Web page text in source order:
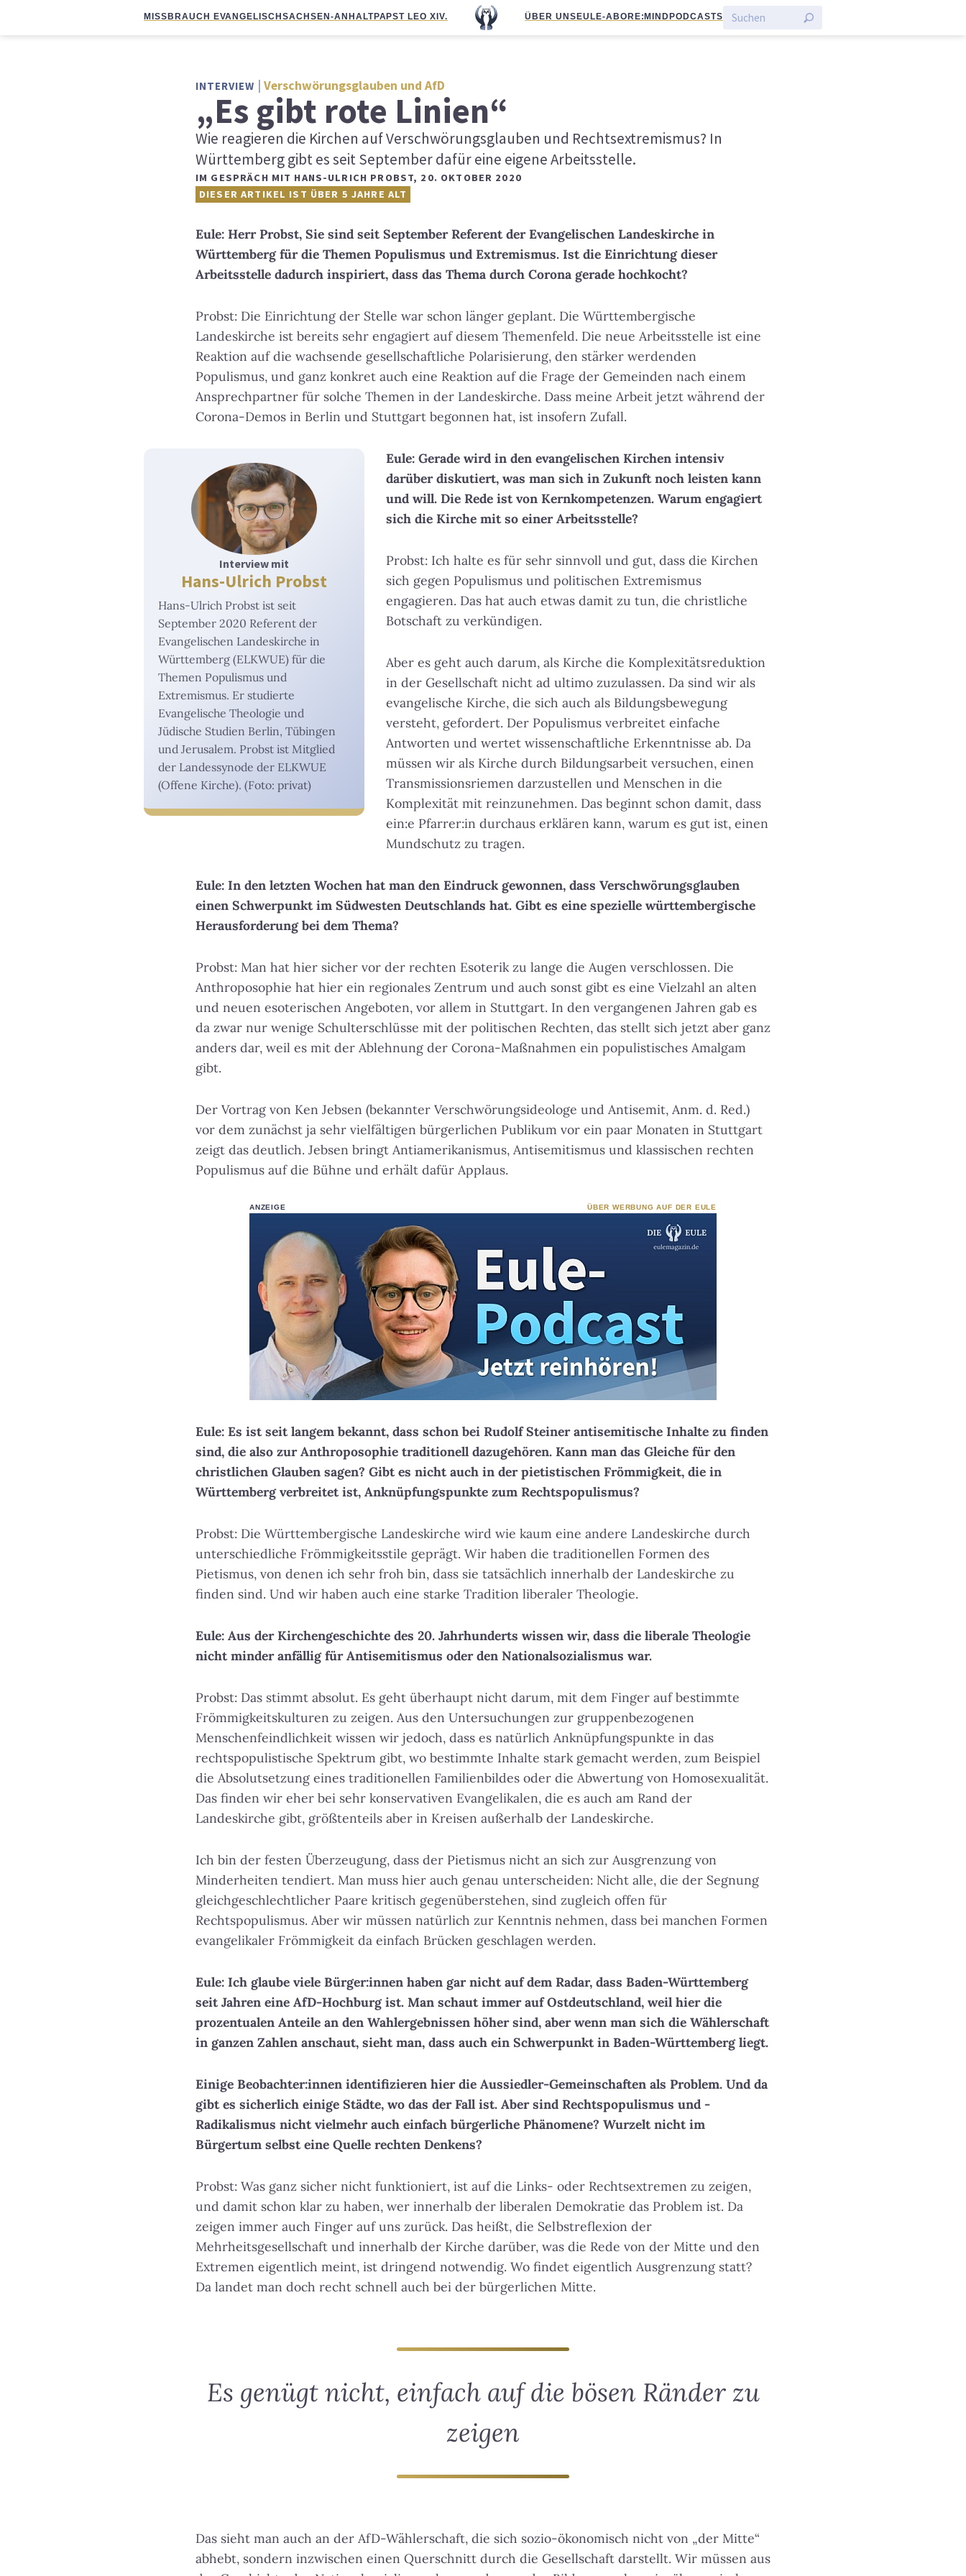
MISSBRAUCH EVANGELISCHSACHSEN-ANHALTPAPST LEO XIV. ÜBER UNS EULE-ABO RE:MIND PODCASTS
INTERVIEW Verschwörungsglauben und AfD
„Es gibt rote Linien“
Wie reagieren die Kirchen auf Verschwörungsglauben und Rechtsextremismus? In
Württemberg gibt es seit September dafür eine eigene Arbeitsstelle.
IM GESPRÄCH MIT HANS-ULRICH PROBST, 20. OKTOBER 2020
DIESER ARTIKEL IST ÜBER 5 JAHRE ALT
Eule: Herr Probst, Sie sind seit September Referent der Evangelischen Landeskirche in
Württemberg für die Themen Populismus und Extremismus. Ist die Einrichtung dieser
Arbeitsstelle dadurch inspiriert, dass das Thema durch Corona gerade hochkocht?
Probst: Die Einrichtung der Stelle war schon länger geplant. Die Württembergische
Landeskirche ist bereits sehr engagiert auf diesem Themenfeld. Die neue Arbeitsstelle ist eine
Reaktion auf die wachsende gesellschaftliche Polarisierung, den stärker werdenden
Populismus, und ganz konkret auch eine Reaktion auf die Frage der Gemeinden nach einem
Ansprechpartner für solche Themen in der Landeskirche. Dass meine Arbeit jetzt während der
Corona-Demos in Berlin und Stuttgart begonnen hat, ist insofern Zufall.
Interview mit
Hans-Ulrich Probst
Hans-Ulrich Probst ist seit
September 2020 Referent der
Evangelischen Landeskirche in
Württemberg (ELKWUE) für die
Themen Populismus und
Extremismus. Er studierte
Evangelische Theologie und
Jüdische Studien Berlin, Tübingen
und Jerusalem. Probst ist Mitglied
der Landessynode der ELKWUE
(Offene Kirche). (Foto: privat)
Eule: Gerade wird in den evangelischen Kirchen intensiv
darüber diskutiert, was man sich in Zukunft noch leisten kann
und will. Die Rede ist von Kernkompetenzen. Warum engagiert
sich die Kirche mit so einer Arbeitsstelle?
Probst: Ich halte es für sehr sinnvoll und gut, dass die Kirchen
sich gegen Populismus und politischen Extremismus
engagieren. Das hat auch etwas damit zu tun, die christliche
Botschaft zu verkündigen.
Aber es geht auch darum, als Kirche die Komplexitätsreduktion
in der Gesellschaft nicht ad ultimo zuzulassen. Da sind wir als
evangelische Kirche, die sich auch als Bildungsbewegung
versteht, gefordert. Der Populismus verbreitet einfache
Antworten und wertet wissenschaftliche Erkenntnisse ab. Da
müssen wir als Kirche durch Bildungsarbeit versuchen, einen
Transmissionsriemen darzustellen und Menschen in die
Komplexität mit reinzunehmen. Das beginnt schon damit, dass
ein:e Pfarrer:in durchaus erklären kann, warum es gut ist, einen
Mundschutz zu tragen.
Eule: In den letzten Wochen hat man den Eindruck gewonnen, dass Verschwörungsglauben
einen Schwerpunkt im Südwesten Deutschlands hat. Gibt es eine spezielle württembergische
Herausforderung bei dem Thema?
Probst: Man hat hier sicher vor der rechten Esoterik zu lange die Augen verschlossen. Die
Anthroposophie hat hier ein regionales Zentrum und auch sonst gibt es eine Vielzahl an alten
und neuen esoterischen Angeboten, vor allem in Stuttgart. In den vergangenen Jahren gab es
da zwar nur wenige Schulterschlüsse mit der politischen Rechten, das stellt sich jetzt aber ganz
anders dar, weil es mit der Ablehnung der Corona-Maßnahmen ein populistisches Amalgam
gibt.
Der Vortrag von Ken Jebsen (bekannter Verschwörungsideologe und Antisemit, Anm. d. Red.)
vor dem zunächst ja sehr vielfältigen bürgerlichen Publikum vor ein paar Monaten in Stuttgart
zeigt das deutlich. Jebsen bringt Antiamerikanismus, Antisemitismus und klassischen rechten
Populismus auf die Bühne und erhält dafür Applaus.
ANZEIGE ÜBER WERBUNG AUF DER EULE
Eule: Es ist seit langem bekannt, dass schon bei Rudolf Steiner antisemitische Inhalte zu finden
sind, die also zur Anthroposophie traditionell dazugehören. Kann man das Gleiche für den
christlichen Glauben sagen? Gibt es nicht auch in der pietistischen Frömmigkeit, die in
Württemberg verbreitet ist, Anknüpfungspunkte zum Rechtspopulismus?
Probst: Die Württembergische Landeskirche wird wie kaum eine andere Landeskirche durch
unterschiedliche Frömmigkeitsstile geprägt. Wir haben die traditionellen Formen des
Pietismus, von denen ich sehr froh bin, dass sie tatsächlich innerhalb der Landeskirche zu
finden sind. Und wir haben auch eine starke Tradition liberaler Theologie.
Eule: Aus der Kirchengeschichte des 20. Jahrhunderts wissen wir, dass die liberale Theologie
nicht minder anfällig für Antisemitismus oder den Nationalsozialismus war.
Probst: Das stimmt absolut. Es geht überhaupt nicht darum, mit dem Finger auf bestimmte
Frömmigkeitskulturen zu zeigen. Aus den Untersuchungen zur gruppenbezogenen
Menschenfeindlichkeit wissen wir jedoch, dass es natürlich Anknüpfungspunkte in das
rechtspopulistische Spektrum gibt, wo bestimmte Inhalte stark gemacht werden, zum Beispiel
die Absolutsetzung eines traditionellen Familienbildes oder die Abwertung von Homosexualität.
Das finden wir eher bei sehr konservativen Evangelikalen, die es auch am Rand der
Landeskirche gibt, größtenteils aber in Kreisen außerhalb der Landeskirche.
Ich bin der festen Überzeugung, dass der Pietismus nicht an sich zur Ausgrenzung von
Minderheiten tendiert. Man muss hier auch genau unterscheiden: Nicht alle, die der Segnung
gleichgeschlechtlicher Paare kritisch gegenüberstehen, sind zugleich offen für
Rechtspopulismus. Aber wir müssen natürlich zur Kenntnis nehmen, dass bei manchen Formen
evangelikaler Frömmigkeit da einfach Brücken geschlagen werden.
Eule: Ich glaube viele Bürger:innen haben gar nicht auf dem Radar, dass Baden-Württemberg
seit Jahren eine AfD-Hochburg ist. Man schaut immer auf Ostdeutschland, weil hier die
prozentualen Anteile an den Wahlergebnissen höher sind, aber wenn man sich die Wählerschaft
in ganzen Zahlen anschaut, sieht man, dass auch ein Schwerpunkt in Baden-Württemberg liegt.
Einige Beobachter:innen identifizieren hier die Aussiedler-Gemeinschaften als Problem. Und da
gibt es sicherlich einige Städte, wo das der Fall ist. Aber sind Rechtspopulismus und -
Radikalismus nicht vielmehr auch einfach bürgerliche Phänomene? Wurzelt nicht im
Bürgertum selbst eine Quelle rechten Denkens?
Probst: Was ganz sicher nicht funktioniert, ist auf die Links- oder Rechtsextremen zu zeigen,
und damit schon klar zu haben, wer innerhalb der liberalen Demokratie das Problem ist. Da
zeigen immer auch Finger auf uns zurück. Das heißt, die Selbstreflexion der
Mehrheitsgesellschaft und innerhalb der Kirche darüber, was die Rede von der Mitte und den
Extremen eigentlich meint, ist dringend notwendig. Wo findet eigentlich Ausgrenzung statt?
Da landet man doch recht schnell auch bei der bürgerlichen Mitte.
Es genügt nicht, einfach auf die bösen Ränder zu
zeigen
Das sieht man auch an der AfD-Wählerschaft, die sich sozio-ökonomisch nicht von „der Mitte“
abhebt, sondern inzwischen einen Querschnitt durch die Gesellschaft darstellt. Wir müssen aus